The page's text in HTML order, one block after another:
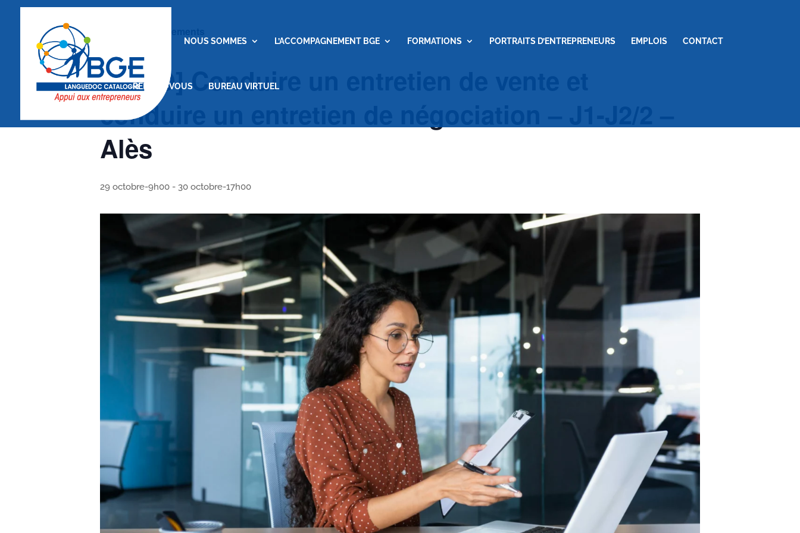
NOUS SOMMES L’ACCOMPAGNEMENT BGE FORMATIONS PORTRAITS D’ENTREPRENEURS EMPLOIS CONTACT
RENDEZ-VOUS BUREAU VIRTUEL
[VISIO] Conduire un entretien de vente et
conduire un entretien de négociation – J1-J2/2 –
Alès
29 octobre-9h00 - 30 octobre-17h00